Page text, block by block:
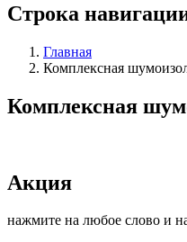
Строка
Главная
Комплексная
Комплексная
Акция
нажмите на любое слово и